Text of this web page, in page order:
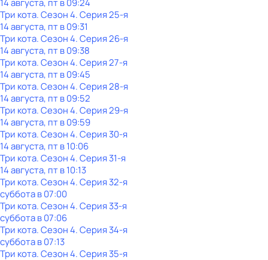
14 августа, пт в 09:24
Три кота. Сезон 4. Серия 25-я
14 августа, пт в 09:31
Три кота. Сезон 4. Серия 26-я
14 августа, пт в 09:38
Три кота. Сезон 4. Серия 27-я
14 августа, пт в 09:45
Три кота. Сезон 4. Серия 28-я
14 августа, пт в 09:52
Три кота. Сезон 4. Серия 29-я
14 августа, пт в 09:59
Три кота. Сезон 4. Серия 30-я
14 августа, пт в 10:06
Три кота. Сезон 4. Серия 31-я
14 августа, пт в 10:13
Три кота. Сезон 4. Серия 32-я
субботав07:00
Три кота. Сезон 4. Серия 33-я
субботав07:06
Три кота. Сезон 4. Серия 34-я
субботав07:13
Три кота. Сезон 4. Серия 35-я